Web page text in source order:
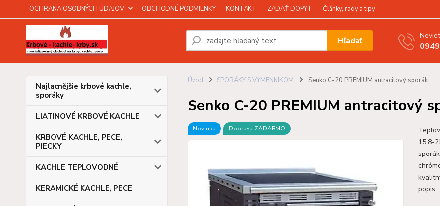
OCHRANA OSOBNÝCH ÚDAJOV OBCHODNÉ PODMIENKY KONTAKT ZADAŤ DOPYT Články, rady a tipy
Hľadať
Najlacnějšie krbové kachle,
sporáky
LIATINOVÉ KRBOVÉ KACHLE
KRBOVÉ KACHLE, PECE,
PIECKY
KACHLE TEPLOVODNÉ
KERAMICKÉ KACHLE, PECE
Úvod SPORÁKY S VÝMENNÍKOM Senko C-20 PREMIUM antracitový sporák
Senko C-20 PREMIUM antracitový
Novinka Doprava ZADARMO
15,8-
popis